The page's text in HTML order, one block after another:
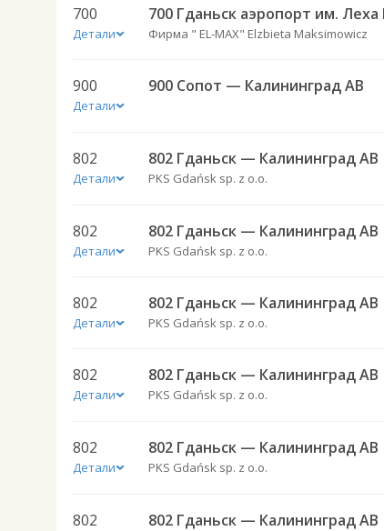
700
Детали Фирма " EL-MAX" Elzbieta Maksimowicz
900
Детали
900 Сопот — Калининград АВ
802
Детали
802 Гданьск — Калининград АВ
PKS Gdańsk sp. z o.o.
802
Детали
802 Гданьск — Калининград АВ
PKS Gdańsk sp. z o.o.
802
Детали
802 Гданьск — Калининград АВ
PKS Gdańsk sp. z o.o.
802
Детали
802 Гданьск — Калининград АВ
PKS Gdańsk sp. z o.o.
802
Детали
802 Гданьск — Калининград АВ
PKS Gdańsk sp. z o.o.
802 802 Гданьск — Калининград АВ